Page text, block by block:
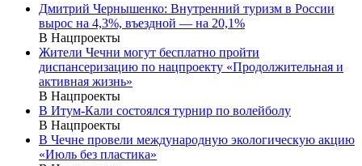
Дмитрий Чернышенко: Внутренний туризм в России
вырос на 4,3%, въездной — на 20,1%
В Нацпроекты
Жители Чечни могут бесплатно пройти
диспансеризацию по нацпроекту «Продолжительная и
активная жизнь»
В Нацпроекты
В Итум-Кали состоялся турнир по волейболу
В Нацпроекты
В Чечне провели международную экологическую акцию
«Июль без пластика»